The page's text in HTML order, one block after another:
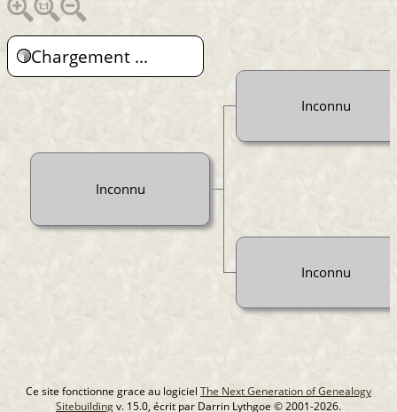
Chargement ...
Inconnu
Inconnu
Inconnu
Ce site fonctionne grace au logiciel The Next Generation of Genealogy
Sitebuildingv. 15.0, écrit par Darrin Lythgoe © 2001-2026.